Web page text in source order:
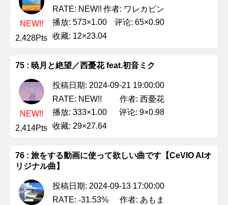
NEW!!
2,428Pts
RATE: NEW!! 作者: ワレカビン
播放: 573×1.00
评论: 65×0.90
收藏: 12×23.04
75 : 暁月と絶望／西憂花 feat.初音ミク
NEW!!
2,414Pts
投稿日期: 2024-09-21 19:00:00
RATE: NEW!!
作者: 西憂花
播放: 333×1.00
评论: 9×0.98
收藏: 29×27.64
76 : 旅をする動画に使って欲しい曲です【CeVIO AIオ
リジナル曲】
投稿日期: 2024-09-13 17:00:00
RATE: -31.53%
作者: あもま